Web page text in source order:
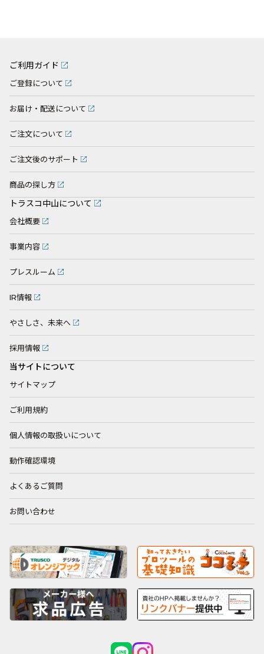
ご利用ガイド
ご登録について
お届け・配送について
ご注文について
ご注文後のサポート
商品の探し方
トラスコ中山について
会社概要
事業内容
プレスルーム
IR情報
やさしさ、未来へ
採用情報
当サイトについて
サイトマップ
ご利用規約
個人情報の取扱いについて
動作確認環境
よくあるご質問
お問い合わせ